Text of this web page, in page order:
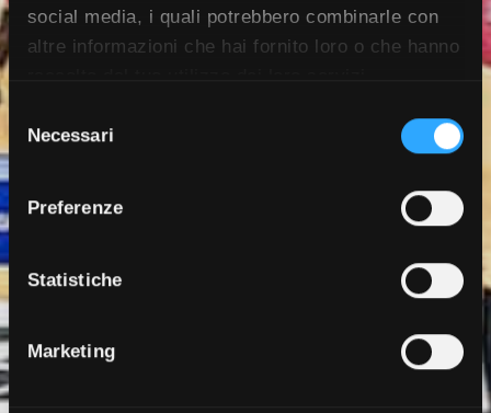
social media, i quali potrebbero combinarle con
altre informazioni che hai fornito loro o che hanno
l
e
z
i
o
n
e
d
e
l
Necessari
Preferenze
Statistiche
Marketing